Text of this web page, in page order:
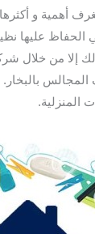
أهمية و
الحفاظ عليها
ذلك إلا من خلال
المنزلية.